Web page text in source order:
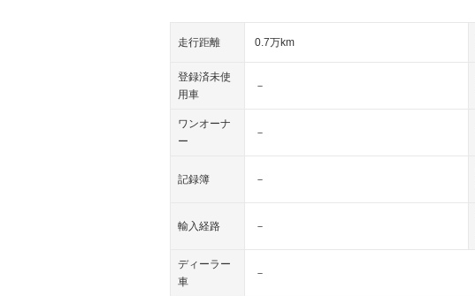
走行距離 0.7万km
登録済未使
用車
－
ワンオーナ
ー
－
記録簿 －
輸入経路 －
ディーラー
車
－